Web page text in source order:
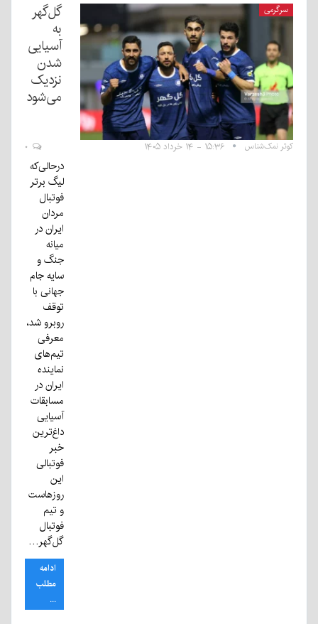
سرگرمی
گل‌گهر
به
آسیایی
شدن
نزدیک
می‌شود
کوثر نمک‌شناس ۱۵:۳۶ - ۱۴ خرداد ۱۴۰۵
درحالی‌که
لیگ برتر
فوتبال
مردان
ایران در
میانه
جنگ و
سایه جام
جهانی با
توقف
روبرو شد،
معرفی
تیم‌های
نماینده
ایران در
مسابقات
آسیایی
داغ‌ترین
خبر
فوتبالی
این
روزهاست
و تیم
فوتبال
گل‌گهر…
ادامه
مطلب
...